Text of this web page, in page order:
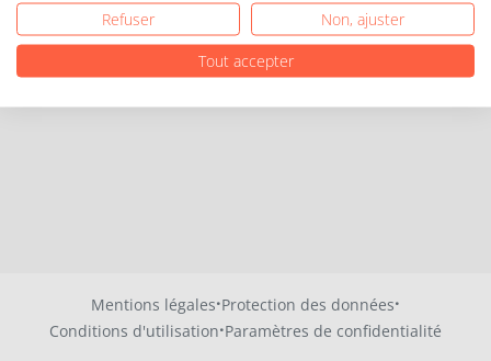
Mentions légales·Protection des données·
Conditions d'utilisation·Paramètres de confidentialité
Refuser
Non, ajuster
Tout accepter